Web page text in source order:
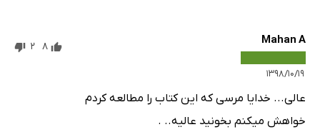
Mahan A
۱۳۹۸/۱۰/۱۹
8
2
عالی... خدایا مرسی که این کتاب را مطالعه کردم
خواهش میکنم بخونید عالیه.. ‌.